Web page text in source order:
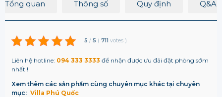
Tổng quan Thông số Quy định Q&A
5 / 5 ( 711 votes )
Liên hệ hotline: 094 333 3333 để nhận được ưu đãi đặt phòng sớm
nhất !
Xem thêm các sản phẩm cùng chuyên mục khác tại chuyên
mục: Villa Phú Quốc